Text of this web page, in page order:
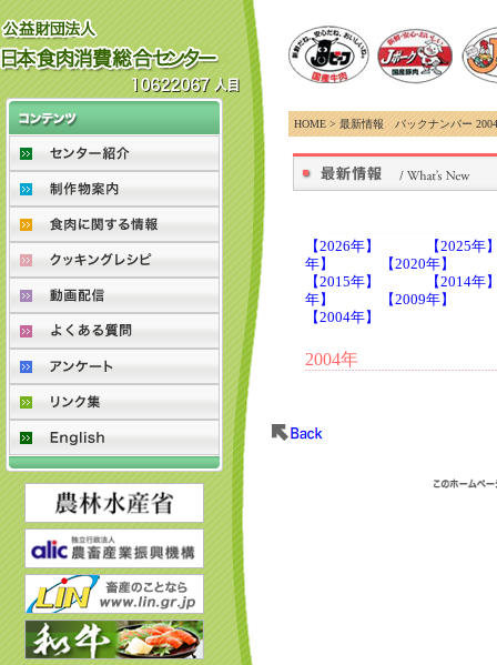
HOME > 最新情報 バックナンバー
【2026年】
【2025年
年】
【2020年】
【2015年】
【2014年
年】
【2009年】
【2004年】
2004年